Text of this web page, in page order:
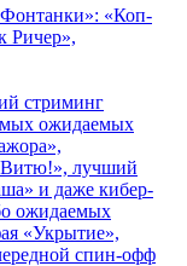
«Коп-
Ричер»,
стриминг
ожидаемых
Витю!», лучший
и даже кибер-
ожидаемых
«Укрытие»,
спин-офф